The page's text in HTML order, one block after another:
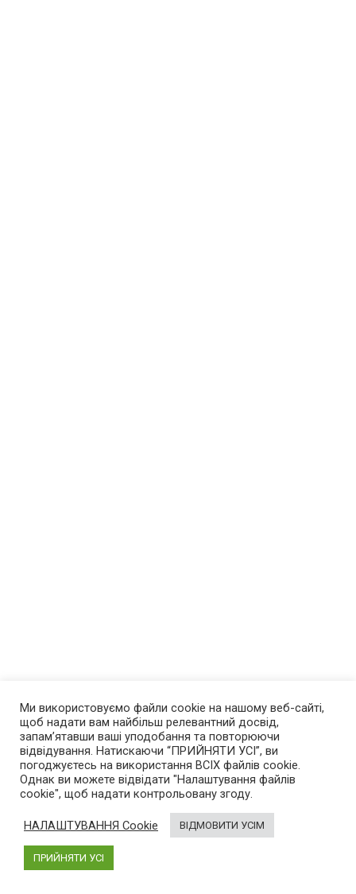
Про нас
AutoGeek – блог про високі технології в автомобілях.
Був створений у 2013 році. Новини про електромобілі,
гібриди і пристрої, що спрощують життя автомобіліста.
Ми використовуємо файли cookie на нашому веб-сайті,
щоб надати вам найбільш релевантний досвід,
запам’ятавши ваші уподобання та повторюючи
відвідування. Натискаючи “ПРИЙНЯТИ УСІ”, ви
погоджуєтесь на використання ВСІХ файлів cookie.
Однак ви можете відвідати "Налаштування файлів
cookie", щоб надати контрольовану згоду.
НАЛАШТУВАННЯ Cookie ВІДМОВИТИ УСІМ
ПРИЙНЯТИ УСІ